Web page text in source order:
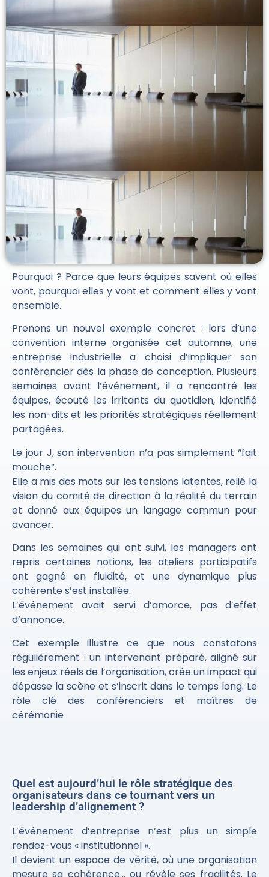
Pourquoi ? Parce que leurs équipes savent où elles
vont, pourquoi elles y vont et comment elles y vont
ensemble.
Prenons un nouvel exemple concret : lors d’une
convention interne organisée cet automne, une
entreprise industrielle a choisi d’impliquer son
conférencier dès la phase de conception. Plusieurs
semaines avant l’événement, il a rencontré les
équipes, écouté les irritants du quotidien, identifié
les non-dits et les priorités stratégiques réellement
partagées.
Le jour J, son intervention n’a pas simplement “fait
mouche”.
Elle a mis des mots sur les tensions latentes, relié la
vision du comité de direction à la réalité du terrain
et donné aux équipes un langage commun pour
avancer.
Dans les semaines qui ont suivi, les managers ont
repris certaines notions, les ateliers participatifs
ont gagné en fluidité, et une dynamique plus
cohérente s’est installée.
L’événement avait servi d’amorce, pas d’effet
d’annonce.
Cet exemple illustre ce que nous constatons
régulièrement :un intervenant préparé, aligné sur
les enjeux réels de l’organisation, crée un impact qui
dépasse la scène et s’inscrit dans le temps long. Le
rôle clé des conférenciers et maîtres de
cérémonie
Quel est aujourd’hui le rôle stratégique des
organisateurs dans ce tournant vers un
leadership d’alignement ?
L’événement d’entreprise n’est plus un simple
rendez-vous « institutionnel ».
Il devient un espace de vérité, où une organisation